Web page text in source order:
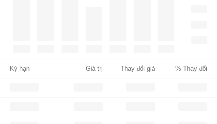
Kỳ hạn Giá trị Thay đổi giá % Thay đổi